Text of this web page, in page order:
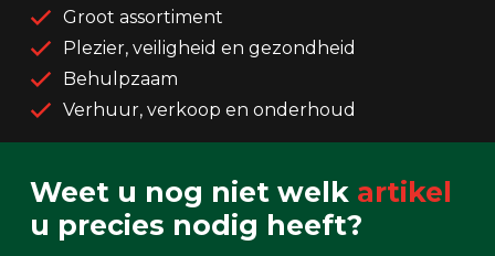
Groot assortiment
Plezier, veiligheid en gezondheid
Behulpzaam
Verhuur, verkoop en onderhoud
Weet u nog niet welk artikel
u precies nodig heeft?